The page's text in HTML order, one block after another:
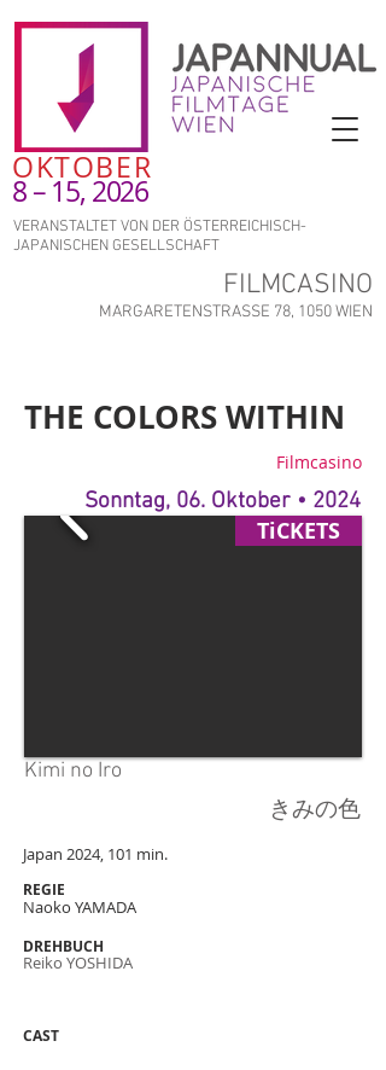
OKTOBER
8 – 15, 2026
VERANSTALTET VON DER ÖSTERREICHISCH-
JAPANISCHEN GESELLSCHAFT
FILMCASINO
MARGARETENSTRASSE 78, 1050 WIEN
THE COLORS WITHIN
Filmcasino
Sonntag, 06. Oktober • 2024
TiCKETS
Kimi no Iro
きみの色
Naoko YAMADA
Japan 2024, 101 min.
REGIE
DREHBUCH
CAST
Reiko YOSHIDA